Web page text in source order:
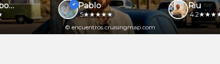
Riu
4.2
Pablo
5
Motonabo69
© encuentros.cruisingmap.com